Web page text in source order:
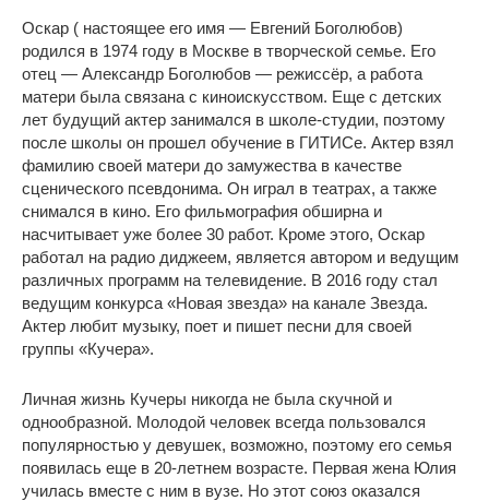
Оскар ( настоящее его имя — Евгений Боголюбов)
родился в 1974 году в Москве в творческой семье. Его
отец — Александр Боголюбов — режиссёр, а работа
матери была связана с киноискусством. Еще с детских
лет будущий актер занимался в школе-студии, поэтому
после школы он прошел обучение в ГИТИСе. Актер взял
фамилию своей матери до замужества в качестве
сценического псевдонима. Он играл в театрах, а также
снимался в кино. Его фильмография обширна и
насчитывает уже более 30 работ. Кроме этого, Оскар
работал на радио диджеем, является автором и ведущим
различных программ на телевидение. В 2016 году стал
ведущим конкурса «Новая звезда» на канале Звезда.
Актер любит музыку, поет и пишет песни для своей
группы «Кучера».
Личная жизнь Кучеры никогда не была скучной и
однообразной. Молодой человек всегда пользовался
популярностью у девушек, возможно, поэтому его семья
появилась еще в 20-летнем возрасте. Первая жена Юлия
училась вместе с ним в вузе. Но этот союз оказался